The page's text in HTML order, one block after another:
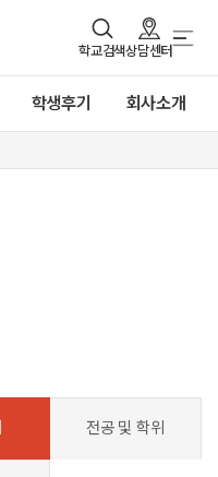
학교검색상담센터
학생후기 회사소개
전공 및 학위